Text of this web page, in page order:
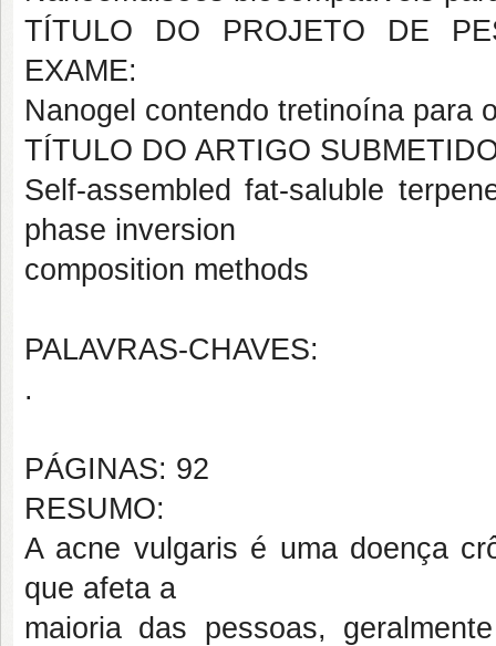
TÍTULO DO PROJETO DE
EXAME:
Nanogel contendo tretinoína para
TÍTULO DO ARTIGO
Self-assembled fat-saluble
phase inversion
composition methods
PALAVRAS-CHAVES:
.
PÁGINAS: 92
RESUMO:
A acne vulgaris é uma doença
que afeta a
maioria das pessoas,